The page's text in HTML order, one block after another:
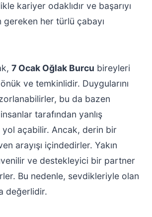
kariyer odaklıdır ve başarıyı
gereken her türlü çabayı
7 Ocak Oğlak Burcu bireyleri
ve temkinlidir. Duygularını
bu da bazen
tarafından yanlış
yol açabilir. Ancak, derin bir
arayışı içindedirler. Yakın
ve destekleyici bir partner
Bu nedenle, sevdikleriyle olan
değerlidir.